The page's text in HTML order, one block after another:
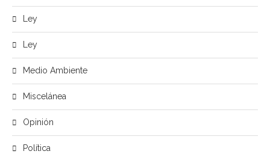
Ley
Ley
Medio Ambiente
Miscelánea
Opinión
Política